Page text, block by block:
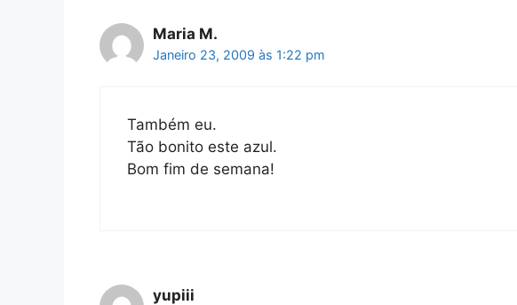
Maria M.
Janeiro 23, 2009 às 1:22 pm
Também eu.
Tão bonito este azul.
Bom fim de semana!
yupiii